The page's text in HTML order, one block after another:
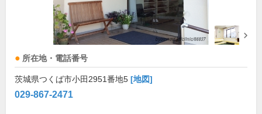
所在地・電話番号
茨城県つくば市小田2951番地5 [地図]
029-867-2471